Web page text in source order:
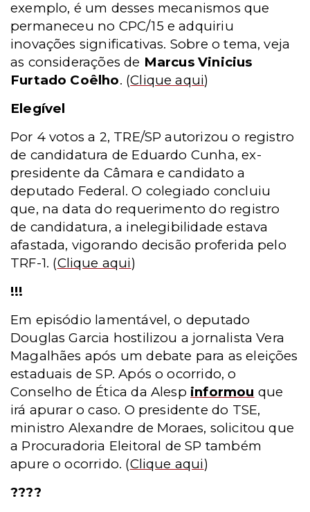
exemplo, é um desses mecanismos que
permaneceu no CPC/15 e adquiriu
inovações significativas. Sobre o tema, veja
as considerações de Marcus Vinicius
Furtado Coêlho. (Clique aqui)
Elegível
Por 4 votos a 2, TRE/SP autorizou o registro
de candidatura de Eduardo Cunha, ex-
presidente da Câmara e candidato a
deputado Federal. O colegiado concluiu
que, na data do requerimento do registro
de candidatura, a inelegibilidade estava
afastada, vigorando decisão proferida pelo
TRF-1. (Clique aqui)
!!!
Em episódio lamentável, o deputado
Douglas Garcia hostilizou a jornalista Vera
Magalhães após um debate para as eleições
estaduais de SP. Após o ocorrido, o
Conselho de Ética da Alesp informou que
irá apurar o caso. O presidente do TSE,
ministro Alexandre de Moraes, solicitou que
a Procuradoria Eleitoral de SP também
apure o ocorrido. (Clique aqui)
????